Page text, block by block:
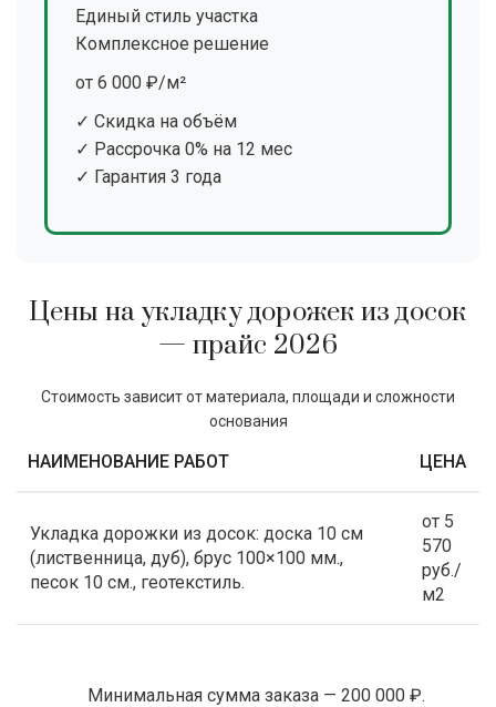
Единый стиль участка
Комплексное решение
от 6 000 ₽/м²
✓ Скидка на объём
✓ Рассрочка 0% на 12 мес
✓ Гарантия 3 года
Цены на укладку дорожек из досок
— прайс 2026
Стоимость зависит от материала, площади и сложности
основания
НАИМЕНОВАНИЕ РАБОТ ЦЕНА
Укладка дорожки из досок: доска 10 см
(лиственница, дуб), брус 100×100 мм.,
песок 10 см., геотекстиль.
от 5
570
руб./
м2
Минимальная сумма заказа — 200 000 ₽.